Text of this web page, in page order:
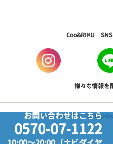
お問い合わせはこちら
0570-07-1122
Coo&RIKU SNS
様々な情報を
Copyright © 2017 PetShop